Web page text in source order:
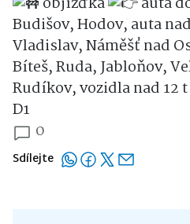
Budišov, Hodov, auta
Vladislav, Náměšť nad
Bíteš, Ruda, Jabloňov,
Rudíkov, vozidla nad 12
D1
0
Sdílejte